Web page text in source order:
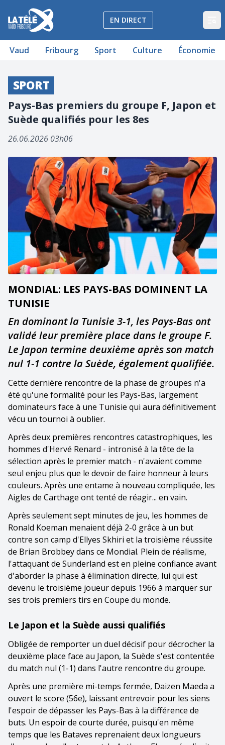
La Télé - Télévision régionale Vaud et Fribourg
EN DIRECT
Vaud Fribourg Sport Culture Économie
SPORT
Pays-Bas premiers du groupe F, Japon et
Suède qualifiés pour les 8es
26.06.2026 03h06
MONDIAL: LES PAYS-BAS DOMINENT LA
TUNISIE
En dominant la Tunisie 3-1, les Pays-Bas ont
validé leur première place dans le groupe F.
Le Japon termine deuxième après son match
nul 1-1 contre la Suède, également qualifiée.
Cette dernière rencontre de la phase de groupes n'a
été qu'une formalité pour les Pays-Bas, largement
dominateurs face à une Tunisie qui aura définitivement
vécu un tournoi à oublier.
Après deux premières rencontres catastrophiques, les
hommes d'Hervé Renard - intronisé à la tête de la
sélection après le premier match - n'avaient comme
seul enjeu plus que le devoir de faire honneur à leurs
couleurs. Après une entame à nouveau compliquée, les
Aigles de Carthage ont tenté de réagir... en vain.
Après seulement sept minutes de jeu, les hommes de
Ronald Koeman menaient déjà 2-0 grâce à un but
contre son camp d'Ellyes Skhiri et la troisième réussite
de Brian Brobbey dans ce Mondial. Plein de réalisme,
l'attaquant de Sunderland est en pleine confiance avant
d'aborder la phase à élimination directe, lui qui est
devenu le troisième joueur depuis 1966 à marquer sur
ses trois premiers tirs en Coupe du monde.
Le Japon et la Suède aussi qualifiés
Obligée de remporter un duel décisif pour décrocher la
deuxième place face au Japon, la Suède s'est contentée
du match nul (1-1) dans l'autre rencontre du groupe.
Après une première mi-temps fermée, Daizen Maeda a
ouvert le score (56e), laissant entrevoir pour les siens
l'espoir de dépasser les Pays-Bas à la différence de
buts. Un espoir de courte durée, puisqu'en même
temps que les Bataves reprenaient deux longueurs